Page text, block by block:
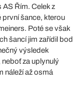
Řím. Celek z
první šance, kterou
Poté se však
šancí jim zařídil bod
výsledek
za uplynulý
náleží až osmá